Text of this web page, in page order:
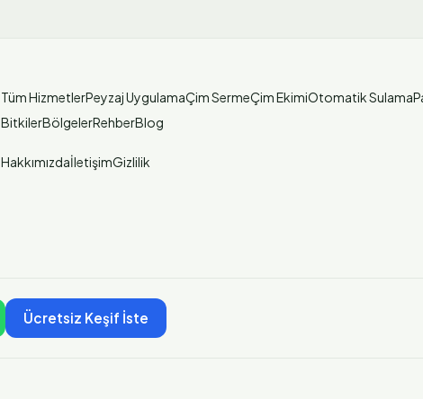
Tüm HizmetlerPeyzaj UygulamaÇim SermeÇim EkimiOtomatik Sulama
BitkilerBölgelerRehberBlog
HakkımızdaİletişimGizlilik
Ücretsiz Keşif İste